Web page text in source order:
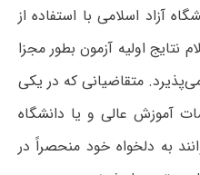
آزاد اسلامی با استفاده از
نتایج اولیه آزمون بطور مجزا
متقاضیانی که در یکی
آموزش عالی و یا دانشگاه
به دلخواه خود منحصراً در